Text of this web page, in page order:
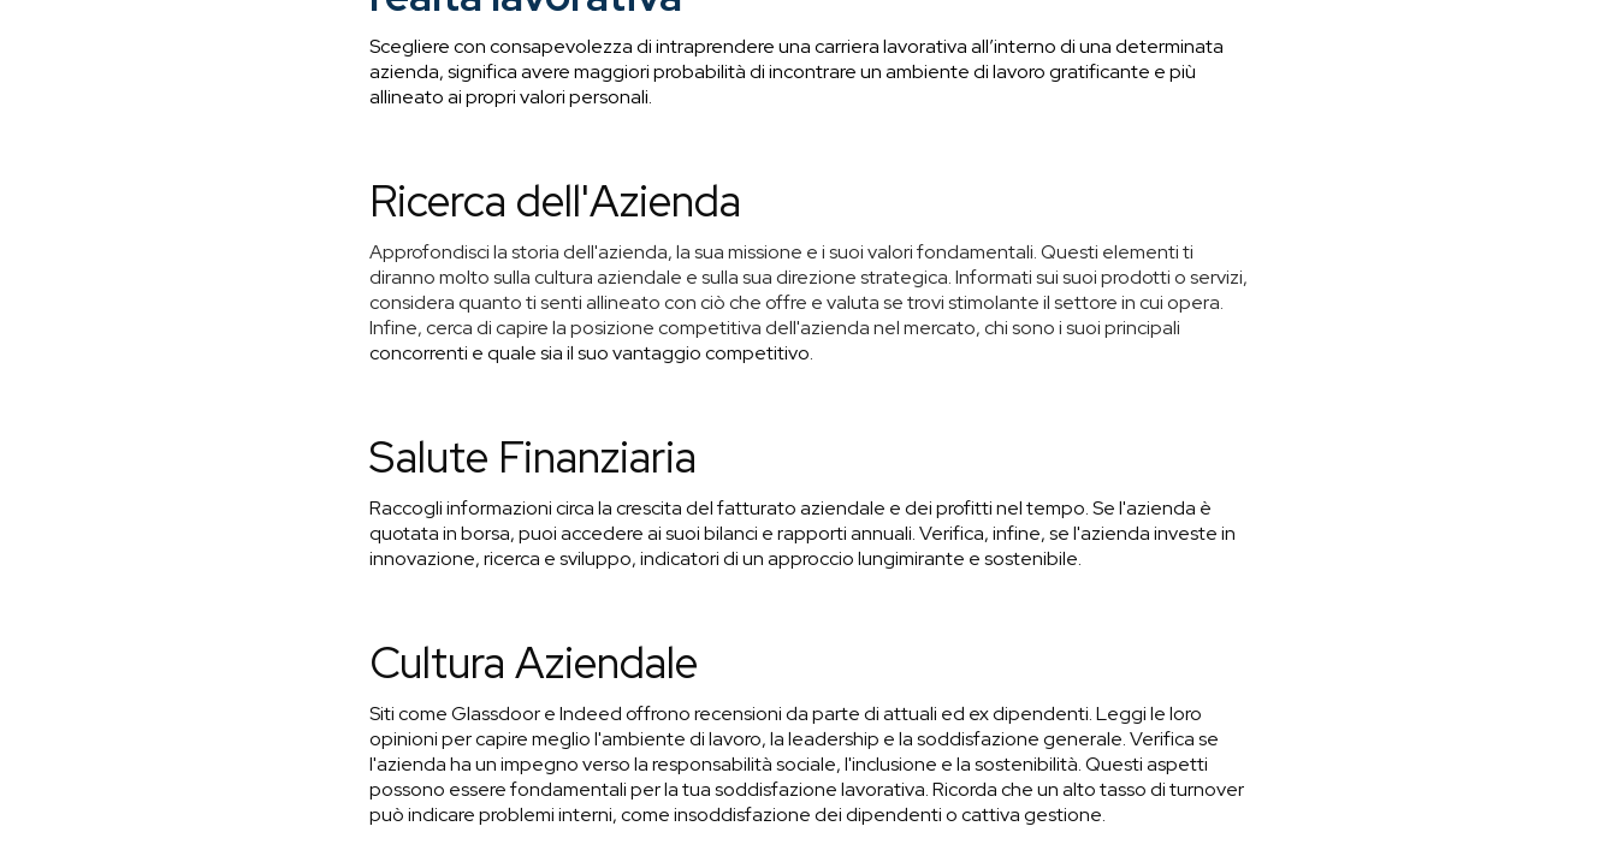
Scegliere con consapevolezza di intraprendere una carriera lavorativa all’interno di una determinata
azienda, significa avere maggiori probabilità di incontrare un ambiente di lavoro gratificante e più
allineato ai propri valori personali.
Ricerca dell'Azienda
Approfondisci la storia dell'azienda, la sua missione e i suoi valori fondamentali. Questi elementi ti
diranno molto sulla cultura aziendale e sulla sua direzione strategica. Informati sui suoi prodotti o servizi,
considera quanto ti senti allineato con ciò che offre e valuta se trovi stimolante il settore in cui opera.
Infine, cerca di capire la posizione competitiva dell'azienda nel mercato, chi sono i suoi principali
concorrenti e quale sia il suo vantaggio competitivo.
Salute Finanziaria
Raccogli informazioni circala crescita del fatturato aziendale e dei profitti nel tempo. Se l'azienda è
quotata in borsa, puoi accedere ai suoi bilanci e rapporti annuali. Verifica, infine, se l'azienda investe in
innovazione, ricerca e sviluppo, indicatori di un approccio lungimirante e sostenibile.
Cultura Aziendale
Siti come Glassdoor e Indeed offrono recensioni da parte di attuali ed ex dipendenti. Leggi le loro
opinioni per capire meglio l'ambiente di lavoro, la leadership e la soddisfazione generale. Verifica se
l'azienda ha un impegno verso la responsabilità sociale, l'inclusione e la sostenibilità. Questi aspetti
possono essere fondamentali per la tua soddisfazione lavorativa. Ricorda che un alto tasso di turnover
può indicare problemi interni, come insoddisfazione dei dipendenti o cattiva gestione.